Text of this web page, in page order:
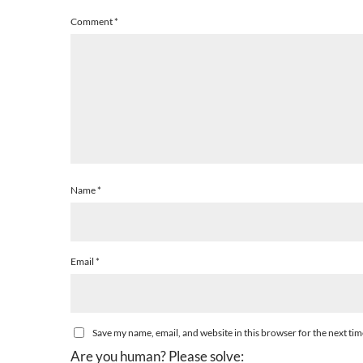
Comment*
Name*
Email *
Save my name, email, and website in this browser for the next
Are you human? Please solve: